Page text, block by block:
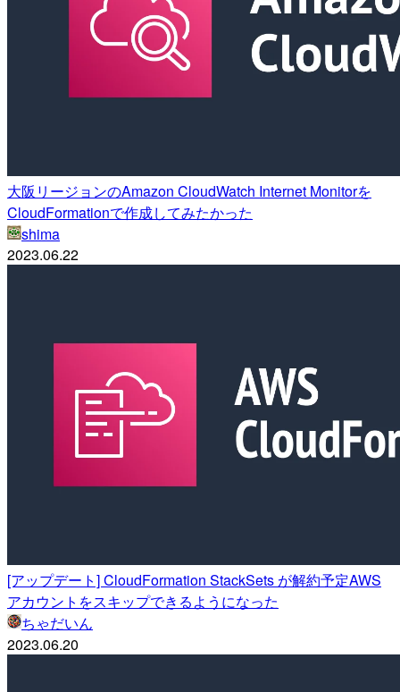
大阪リージョンのAmazon CloudWatch Internet Monitorを
CloudFormationで作成してみたかった
shima
2023.06.22
[アップデート] CloudFormation StackSets が解約予定AWS
アカウントをスキップできるようになった
ちゃだいん
2023.06.20